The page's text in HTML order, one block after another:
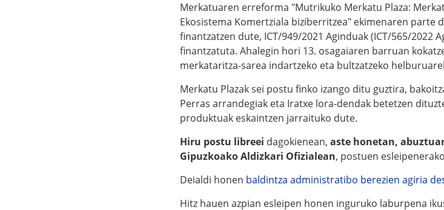
Merkatuaren erreforma "Mutrikuko Merkatu Plaza:
Ekosistema Komertziala biziberritzea" ekimenaren parte
finantzatzen dute, ICT/949/2021 Aginduak (ICT/565/2022
finantzatuta. Ahalegin hori 13. osagaiaren barruan
merkataritza-sarea indartzeko eta bultzatzeko
Merkatu Plazak sei postu finko izango ditu guztira,
Perras arrandegiak eta Iratxe lora-dendak betetzen
produktuak eskaintzen jarraituko dute.
Hiru postu libreei dagokienean, aste honetan,
Gipuzkoako Aldizkari Ofizialean, postuen
Deialdi honen baldintza administratibo berezien agiria
Hitz hauen azpian esleipen honen inguruko laburpena